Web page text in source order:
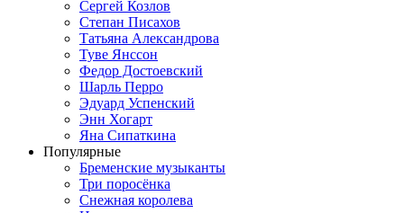
Сергей Козлов
Степан Писахов
Татьяна Александрова
Туве Янссон
Федор Достоевский
Шарль Перро
Эдуард Успенский
Энн Хогарт
Яна Сипаткина
Популярные
Бременские музыканты
Три поросёнка
Снежная королева